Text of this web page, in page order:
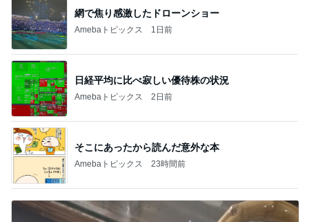
網で焦り感激したドローンショー
Amebaトピックス 1日前
日経平均に比べ寂しい優待株の状況
Amebaトピックス 2日前
そこにあったから読んだ意外な本
Amebaトピックス 23時間前